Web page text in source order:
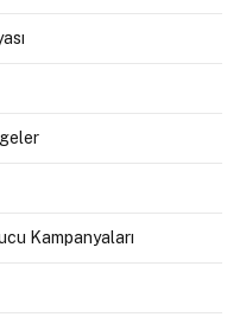
Kampanyaları